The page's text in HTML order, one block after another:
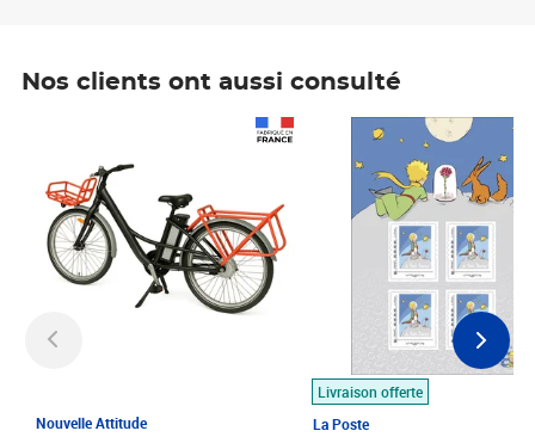
Nos clients ont aussi consulté
Nouvelle Attitude
Livraison offerte
La Poste
Prix 7,50€